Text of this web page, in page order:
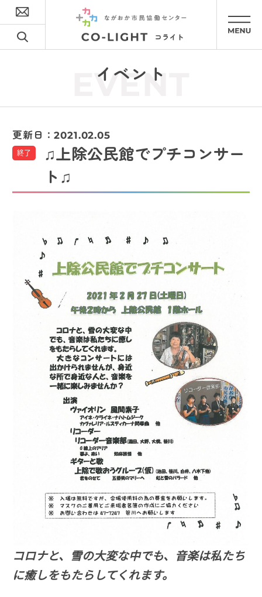
イベント
EVENT
更新日：2021.02.05
終了
♫上除公民館でプチコンサー
ト♫
コロナと、雪の大変な中でも、音楽は私たち
に癒しをもたらしてくれます。